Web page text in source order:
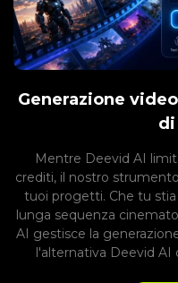
Generazione
Mentre Deevid AI
crediti, il nostro
tuoi progetti. Che tu
lunga sequenza
AI gestisce la
l'alternativa Deevid